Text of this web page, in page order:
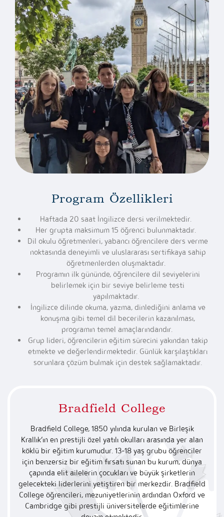
Program Özellikleri
Haftada 20 saat İngilizce dersi verilmektedir.
Her grupta maksimum 15 öğrenci bulunmaktadır.
Dil okulu öğretmenleri, yabancı öğrencilere ders verme
noktasında deneyimli ve uluslararası sertifikaya sahip
öğretmenlerden oluşmaktadır.
Programın ilk gününde, öğrencilere dil seviyelerini
belirlemek için bir seviye belirleme testi
yapılmaktadır.
İngilizce dilinde okuma, yazma, dinlediğini anlama ve
konuşma gibi temel dil becerilerin kazanılması,
programın temel amaçlarındandır.
Grup lideri, öğrencilerin eğitim sürecini yakından takip
etmekte ve değerlendirmektedir. Günlük karşılaştıkları
sorunlara çözüm bulmak için destek sağlamaktadır.
Bradfield College
Bradfield College, 1850 yılında kurulan ve Birleşik
Krallık’ın en prestijli özel yatılı okulları arasında yer alan
köklü bir eğitim kurumudur. 13-18 yaş grubu öğrenciler
için benzersiz bir eğitim fırsatı sunan bu kurum, dünya
çapında elit ailelerin çocukları ve büyük şirketlerin
gelecekteki liderlerini yetiştiren bir merkezdir. Bradfield
College öğrencileri, mezuniyetlerinin ardından Oxford ve
Cambridge gibi prestijli üniversitelerde eğitimlerine